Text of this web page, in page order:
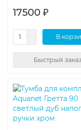
17500 ₽
В
Быстрый заказ